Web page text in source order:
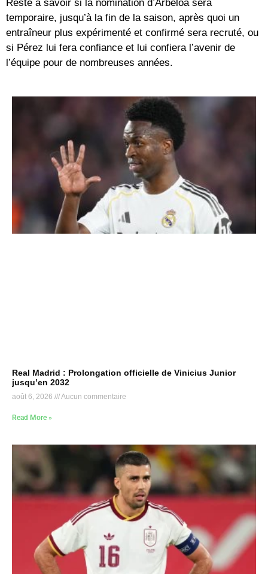
Reste à savoir si la nomination d’Arbeloa sera
temporaire, jusqu’à la fin de la saison, après quoi un
entraîneur plus expérimenté et confirmé sera recruté, ou
si Pérez lui fera confiance et lui confiera l’avenir de
l’équipe pour de nombreuses années.
Real Madrid : Prolongation officielle de Vinicius Junior
jusqu’en 2032
août 6, 2026 Aucun commentaire
Read More »